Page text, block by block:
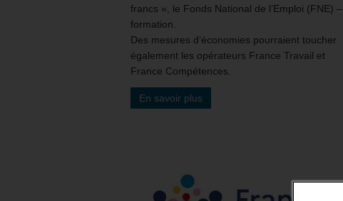
francs », le Fonds National de l’Emploi (FNE) –
formation.
Des mesures d’économies pourraient toucher
également les opérateurs France Travail et
France Compétences.
En savoir plus